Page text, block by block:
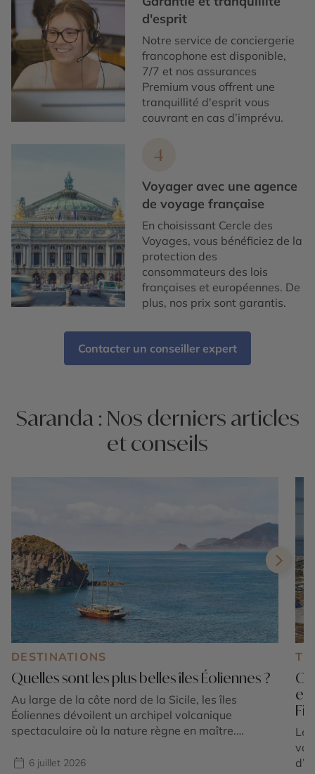
d'esprit
Notre service de conciergerie
francophone est disponible,
7/7 et nos assurances
Premium vous offrent une
tranquillité d'esprit vous
couvrant en cas d’imprévu.
4
Voyager avec une agence
de voyage française
En choisissant Cercle des
Voyages, vous bénéficiez de la
protection des
consommateurs des lois
françaises et européennes. De
plus, nos prix sont garantis.
Contacter un conseiller expert
Saranda : Nos derniers articles
et conseils
DESTINATIONS
Quelles sont les plus belles îles Éoliennes ?
Au large de la côte nord de la Sicile, les îles
Éoliennes dévoilent un archipel volcanique
spectaculaire où la nature règne en maître.
patrimoine mondial de l'UNESCO, cet écrin
6 juillet 2026
Le